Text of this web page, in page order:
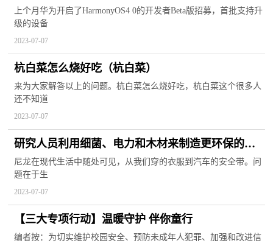
型可参与
上个月华为开启了HarmonyOS4 0的开发者Beta版招募，首批支持升
级的设备
2023-07-07
杭白菜怎么烧好吃（杭白菜）
来为大家解答以上的问题。杭白菜怎么烧好吃，杭白菜这个很多人
还不知道
2023-07-07
研究人员利用细菌、电力和木材来制造更环保的尼
龙材料
尼龙在现代生活中随处可见，从我们穿的衣服到汽车的安全带。问
题在于生
2023-07-07
【三大专项行动】温暖守护 伴你童行
编者按：为切实维护校园安全、预防未成年人犯罪、加强和改进信